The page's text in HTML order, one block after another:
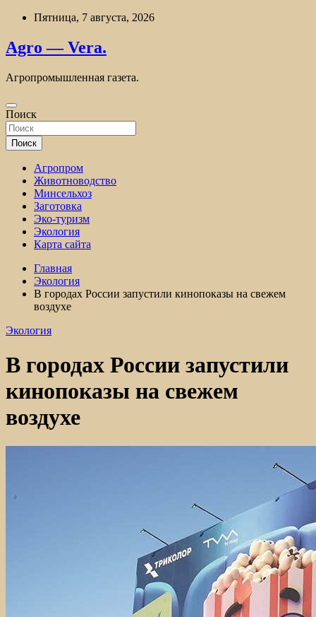
Перейти
содержимому
Пятница, 7 августа, 2026
Agro — Vera.
Агропромышленная газета.
Поиск
Поиск
Агропром
Животноводство
Минсельхоз
Заготовка
Эко-туризм
Экология
Карта сайта
Главная
Экология
В городах России запустили кинопоказы на свежем
воздухе
Экология
В городах России запустили
кинопоказы на свежем
воздухе